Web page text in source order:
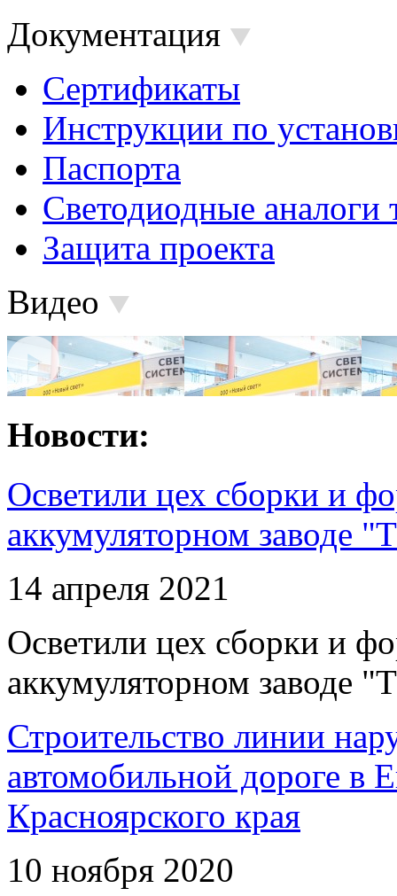
Документация
Сертификаты
Инструкции по
Паспорта
Светодиодные аналоги
Защита проекта
Видео
Новости:
Осветили цех сборки и
аккумуляторном заводе
14 апреля 2021
Осветили цех сборки и
аккумуляторном заводе
Строительство линии
автомобильной дороге в
Красноярского края
10 ноября 2020